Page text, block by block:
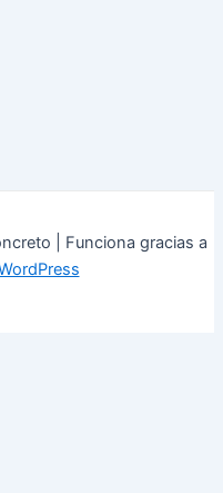
| Funciona gracias a